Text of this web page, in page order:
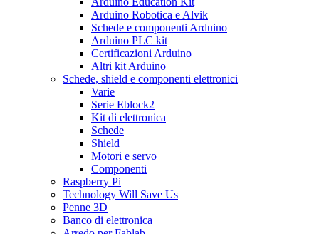
Arduino Robotica e Alvik
Schede e componenti Arduino
Arduino PLC kit
Certificazioni Arduino
Altri kit Arduino
Schede, shield e componenti elettronici
Varie
Serie Eblock2
Kit di elettronica
Schede
Shield
Motori e servo
Componenti
Raspberry Pi
Technology Will Save Us
Penne 3D
Banco di elettronica